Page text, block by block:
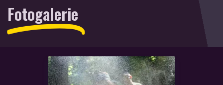
Fotogalerie